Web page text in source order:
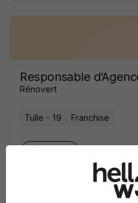
Responsable
Rénovert
Tulle - 19 Franchise